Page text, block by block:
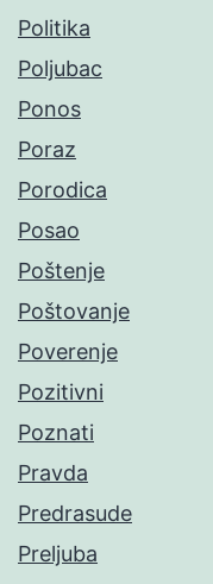
Politika
Poljubac
Ponos
Poraz
Porodica
Posao
Poštenje
Poštovanje
Poverenje
Pozitivni
Poznati
Pravda
Predrasude
Preljuba